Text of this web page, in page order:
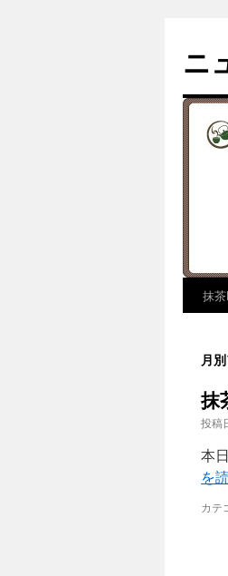
テ
ン
へ
ス
キ
ッ
プ
ニ
抹
月
抹
投稿
本
を
カテ